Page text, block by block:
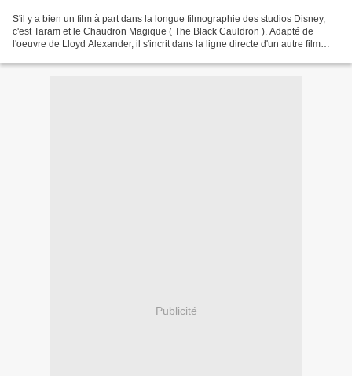
S'il y a bien un film à part dans la longue filmographie des studios Disney,
c'est Taram et le Chaudron Magique ( The Black Cauldron ). Adapté de
l'oeuvre de Lloyd Alexander, il s'incrit dans la ligne directe d'un autre film
Publicité